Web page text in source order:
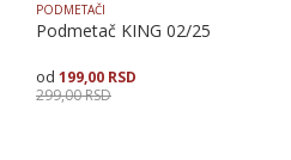
PODMETAČI
Podmetač KING 02/25
199,00 RSD
299,00RSD